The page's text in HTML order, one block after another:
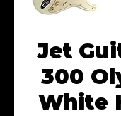
Jet
300
White